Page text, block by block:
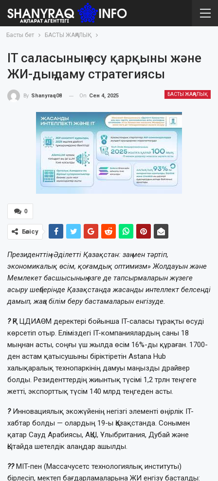
Басты бет БАСТЫ ЖАҢАЛЫҚ
IT саласының өсу қарқыны және
ЖИ-дың даму стратегиясы
БАСТЫ ЖАҢАЛЫҚ
By Shanyraq08 On Сен 4, 2025
0
Бөлісу
Президенттің «Әділетті Қазақстан: заң мен тәртіп,
экономикалық өсім, қоғамдық оптимизм» Жолдауын және
Мемлекет басшысының өзге де тапсырмаларын жүзеге
асыру шеңберінде Қазақстанда жасанды интеллект белсенді
дамып, жаңа білім беру бастамаларын енгізуде.
?ҚР ЦДИАӨМ деректері бойынша IT-саласы тұрақты өсуді
көрсетіп отыр. Еліміздегі IT-компаниялардың саны 18
мыңнан асты, соңғы үш жылда өсім 16%-ды құраған. 1700-
ден астам қатысушыны біріктіретін Astana Hub
халықаралық технопаркінің дамуы маңызды драйвер
болды. Резиденттердің жиынтық түсімі 1,2 трлн теңгеге
жетті, экспорттық түсім 140 млрд теңгеден асты.
?Инновациялық экожүйенің негізгі элементі өңірлік IT-
хабтар болды — олардың 19-ы Қазақстанда. Сонымен
қатар Сауд Арабиясы, АҚШ, Ұлыбритания, Дубай және
Қытайда шетелдік алаңдар ашылды.
?‍?MIT-пен (Массачусетс технологиялық институты)
бірлесіп, мектеп бағдарламаларына ЖИ енгізу басталды: